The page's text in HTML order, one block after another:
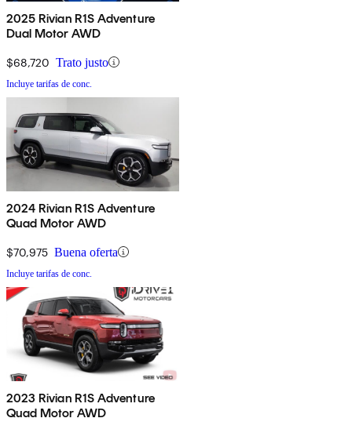
2025 Rivian R1S Adventure
Dual Motor AWD
$68,720 Trato justo
Incluye tarifas de conc.
2024 Rivian R1S Adventure
Quad Motor AWD
$70,975 Buena oferta
Incluye tarifas de conc.
2023 Rivian R1S Adventure
Quad Motor AWD